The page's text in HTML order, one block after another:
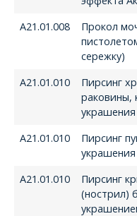
А21.01.008
Прокол
сережку)
А21.01.010
Пирсинг
раковины,
А21.01.010
Пирсинг
А21.01.010
Пирсинг
(нострил)